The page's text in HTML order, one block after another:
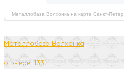
Металлобаза Волхонка
отзывов: 133